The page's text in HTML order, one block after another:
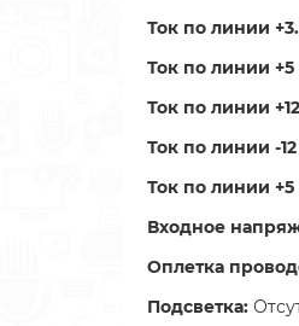
Ток по линии
Ток по линии +5
Ток по линии
Ток по линии -
Ток по линии
Входное
Оплетка
Подсветка: